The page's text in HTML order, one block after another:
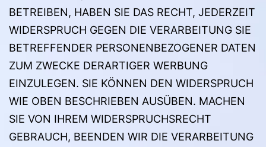
BETREIBEN, HABEN SIE DAS RECHT, JEDERZEIT
WIDERSPRUCH GEGEN DIE VERARBEITUNG SIE
BETREFFENDER PERSONENBEZOGENER DATEN
ZUM ZWECKE DERARTIGER WERBUNG
EINZULEGEN. SIE KÖNNEN DEN WIDERSPRUCH
WIE OBEN BESCHRIEBEN AUSÜBEN. MACHEN
SIE VON IHREM WIDERSPRUCHSRECHT
GEBRAUCH, BEENDEN WIR DIE VERARBEITUNG